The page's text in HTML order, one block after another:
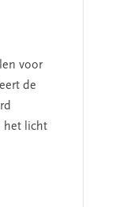
voor
de
het licht